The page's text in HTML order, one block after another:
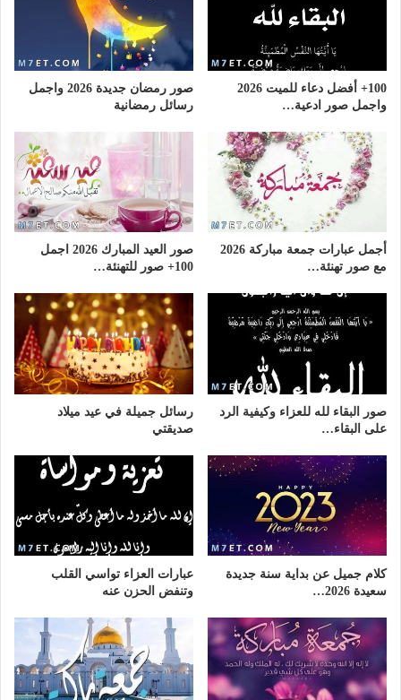
100+ أفضل دعاء للميت 2026
واجمل صور ادعية…
صور رمضان جديدة 2026 واجمل
رسائل رمضانية
أجمل عبارات جمعة مباركة 2026
مع صور تهنئة…
صور العيد المبارك 2026 اجمل
100+ صور للتهنئة…
صور البقاء لله للعزاء وكيفية الرد
على البقاء…
رسائل جميلة في عيد ميلاد
صديقتي
كلام جميل عن بداية سنة جديدة
سعيدة 2026…
عبارات العزاء تواسي القلب
وتنفض الحزن عنه